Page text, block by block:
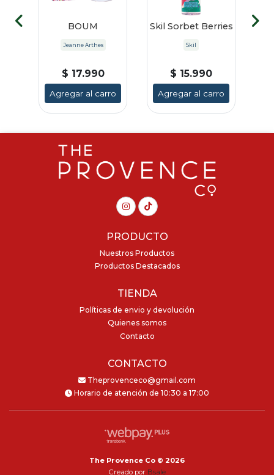
BOUM
Jeanne Arthes
$ 17.990
Agregar al carro
Skil Sorbet Berries
Skil
$ 15.990
Agregar al carro
PRODUCTO
Nuestros Productos
Productos Destacados
TIENDA
Políticas de envio y devolución
Quienes somos
Contacto
CONTACTO
Theprovenceco@gmail.com
Horario de atención de 10:30 a 17:00
The Provence Co © 2026
Creado por Bsale